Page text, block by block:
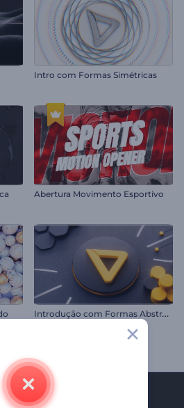
Intro com Formas Simétricas
Abertura Movimento Esportivo
I
ntrodução com Formas Abstratas em 3D